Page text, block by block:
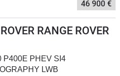
46 900 €
RANGE ROVER
P400E PHEV SI4
LWB